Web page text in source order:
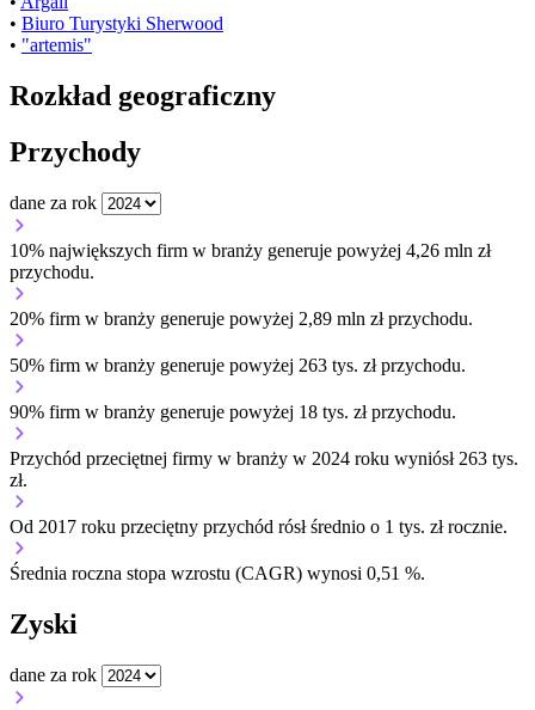
• Biuro Turystyki Sherwood
• "artemis"
Rozkład geograficzny
Przychody
dane za rok
10% największych firm w branży generuje powyżej 4,26 mln zł
przychodu.
20% firm w branży generuje powyżej 2,89 mln zł przychodu.
50% firm w branży generuje powyżej 263 tys. zł przychodu.
90% firm w branży generuje powyżej 18 tys. zł przychodu.
Przychód przeciętnej firmy w branży w 2024 roku wyniósł 263 tys.
zł.
Od 2017 roku przeciętny przychód rósł średnio o 1 tys. zł rocznie.
Średnia roczna stopa wzrostu (CAGR) wynosi 0,51 %.
Zyski
dane za rok